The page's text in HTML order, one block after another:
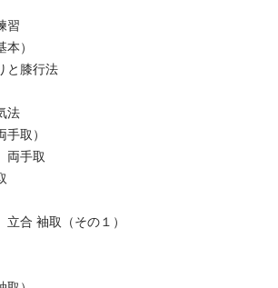
習
）
と膝行法
法
取）
手取
合 袖取（その１）